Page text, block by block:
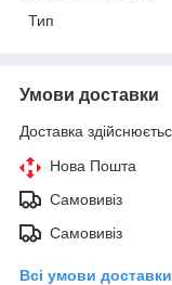
Тип
Умови доставки
Доставка
Нова Пошта
Самовивіз
Самовивіз
Всі умови доставки